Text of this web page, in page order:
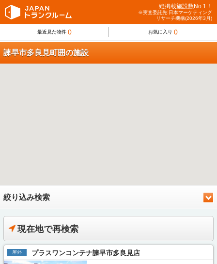
総掲載施設数No.1！
※実査委託先:日本マーケティング
リサーチ機構(2026年3月)
最近見た物件 0 お気に入り 0
諫早市多良見町囲の施設
絞り込み検索
現在地で再検索
屋外 プラスワンコンテナ諫早市多良見店